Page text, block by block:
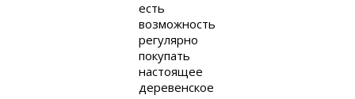
есть
возможность
регулярно
покупать
настоящее
деревенское